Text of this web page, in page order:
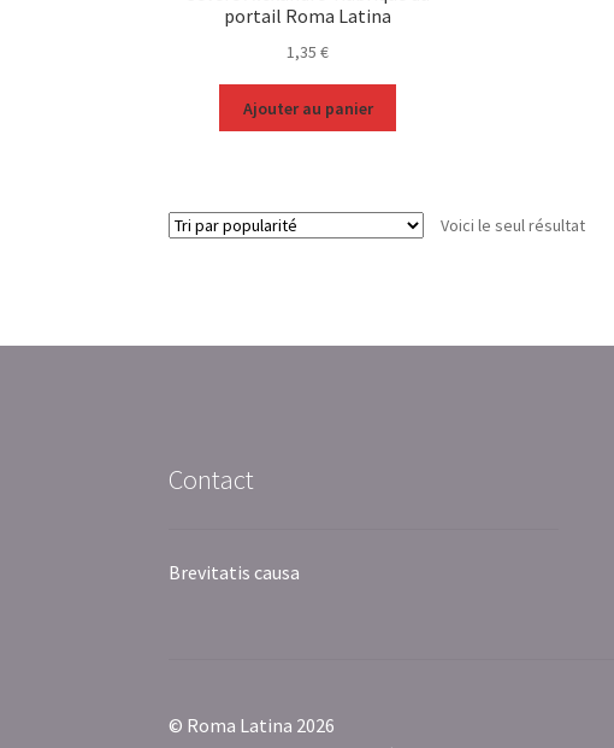
portail Roma Latina
1,35€
Ajouter au panier
Voici le seul résultat
Contact
Brevitatis causa
© Roma Latina 2026